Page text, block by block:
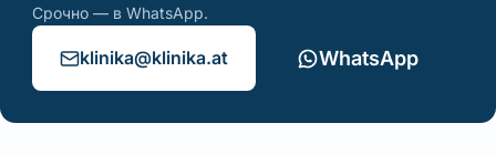
Срочно — в WhatsApp.
klinika@klinika.at WhatsApp